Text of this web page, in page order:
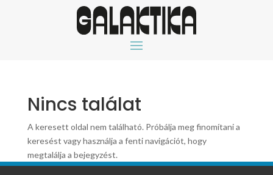
Nincs találat
A keresett oldal nem található. Próbálja meg finomítani a
keresést vagy használja a fenti navigációt, hogy
megtalálja a bejegyzést.